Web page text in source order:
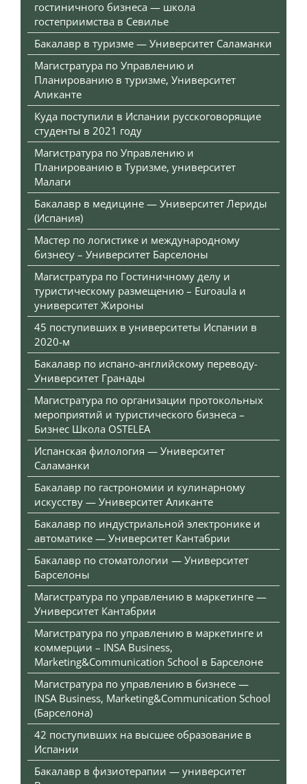
гостиничного бизнеса — школа
гостеприимства в Севилье
Бакалавр в туризме — Университет Саламанки
Магистратура по Управлению и
Планированию в туризме, Университет
Аликанте
Куда поступили в Испании русскоговорящие
студенты в 2021 году
Магистратура по Управлению и
Планированию в Туризме, университет
Малаги
Бакалавр в медицине — Университет Лериды
(Испания)
Мастер по логистике и международному
бизнесу – Университет Барселоны
Магистратура по Гостиничному делу и
туристическому размещению – Euroaula и
университет Жироны
45 поступивших в университеты Испании в
2020-м
Бакалавр по испано-английскому переводу-
Университет Гранады
Магистратура по организации протокольных
мероприятий и туристического бизнеса –
Бизнес Школа OSTELEA
Испанская филология — Университет
Саламанки
Бакалавр по гастрономии и кулинарному
искусству — Университет Аликанте
Бакалавр по индустриальной электронике и
автоматике — Университет Кантабрии
Бакалавр по стоматологии — Университет
Барселоны
Магистратура по управлению в маркетинге —
Университет Кантабрии
Магистратура по управлению в маркетинге и
коммерции – INSA Business,
Marketing&Communication School в Барселоне
Магистратура по управлению в бизнесе —
INSA Business, Marketing&Communication School
(Барселона)
42 поступивших на высшее образование в
Испании
Бакалавр в физиотерапии — университет